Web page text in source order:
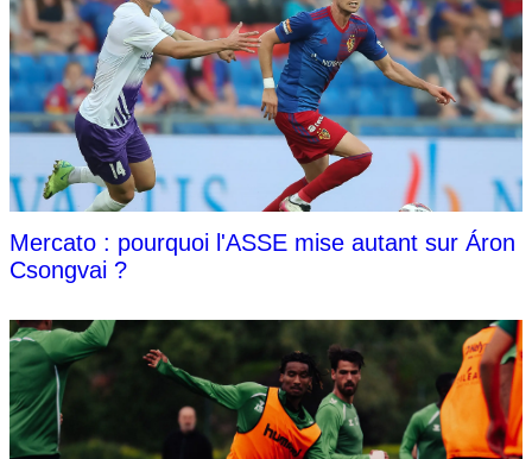
Mercato : pourquoi l'ASSE mise autant sur Áron
Csongvai ?